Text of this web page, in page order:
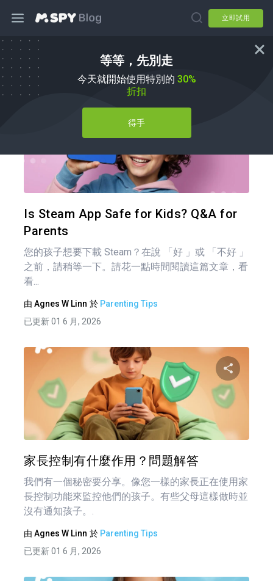
立即試用
等等，先別走
今天就開始使用特別的 30%
折扣
得手
育兒秘訣
Is Steam App Safe for Kids? Q&A for
Parents
您的孩子想要下載 Steam？在說 「好 」或 「不好 」
之前，請稍等一下。請花一點時間閱讀這篇文章，看
看...
由 Agnes W Linn 於 Parenting Tips
已更新 01 6 月, 2026
家長控制有什麼作用？問題解答
我們有一個秘密要分享。像您一樣的家長正在使用家
長控制功能來監控他們的孩子。有些父母這樣做時並
沒有通知孩子。.
由 Agnes W Linn 於 Parenting Tips
已更新 01 6 月, 2026